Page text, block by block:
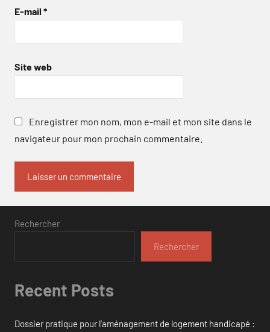
E-mail *
Site web
Enregistrer mon nom, mon e-mail et mon site dans le
navigateur pour mon prochain commentaire.
Rechercher
Rechercher
Recent Posts
Dossier pratique pour l’aménagement de logement handicapé :